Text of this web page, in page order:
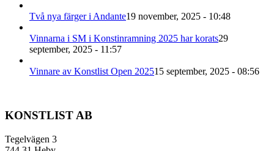
Två nya färger i Andante19 november, 2025 - 10:48
Vinnarna i SM i Konstinramning 2025 har korats29
september, 2025 - 11:57
Vinnare av Konstlist Open 202515 september, 2025 - 08:56
KONSTLIST AB
Tegelvägen 3